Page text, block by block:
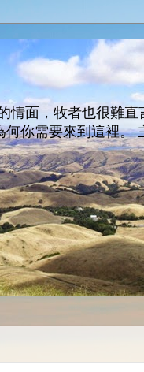
面，牧者也很難
你需要來到這裡